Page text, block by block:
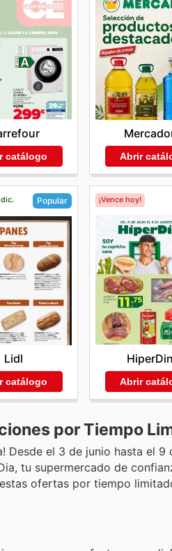
catálogo Abrir
Popular
Lidl
catálogo
¡Vence hoy!
Abrir
por Tiempo
Desde el 3 de junio hasta el 9
tu supermercado de
ofertas por tiempo